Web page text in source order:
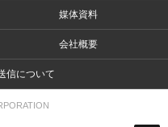
媒体資料
会社概要
信について